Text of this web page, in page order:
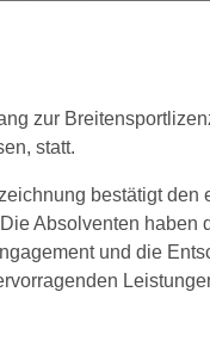
zur
statt.
bestätigt
Absolventen haben
und die